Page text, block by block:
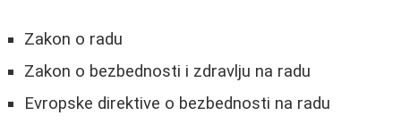
Zakon o radu
Zakon o bezbednosti i zdravlju na radu
Evropske direktive o bezbednosti na radu